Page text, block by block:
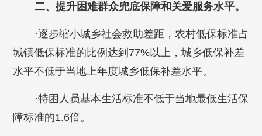
二、提升困难群众兜底保障和关爱服务水平。
·逐步缩小城乡社会救助差距，农村低保标准占
城镇低保标准的比例达到77%以上，城乡低保补差
水平不低于当地上年度城乡低保补差水平。
·特困人员基本生活标准不低于当地最低生活保
障标准的1.6倍。